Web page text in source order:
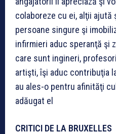
colaboreze cu ei, alţii
persoane singure şi
infirmieri aduc speranţă şi
care sunt ingineri,
artişti, îşi aduc contribuţia
au ales-o pentru afinităţi
adăugat el
CRITICI DE LA BRUXELLES